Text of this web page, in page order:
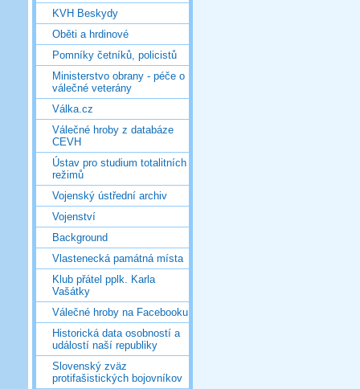
KVH Beskydy
Oběti a hrdinové
Pomníky četníků, policistů
Ministerstvo obrany - péče o
válečné veterány
Válka.cz
Válečné hroby z databáze
CEVH
Ústav pro studium totalitních
režimů
Vojenský ústřední archiv
Vojenství
Background
Vlastenecká památná místa
Klub přátel pplk. Karla
Vašátky
Válečné hroby na Facebooku
Historická data osobností a
událostí naší republiky
Slovenský zväz
protifašistických bojovníkov